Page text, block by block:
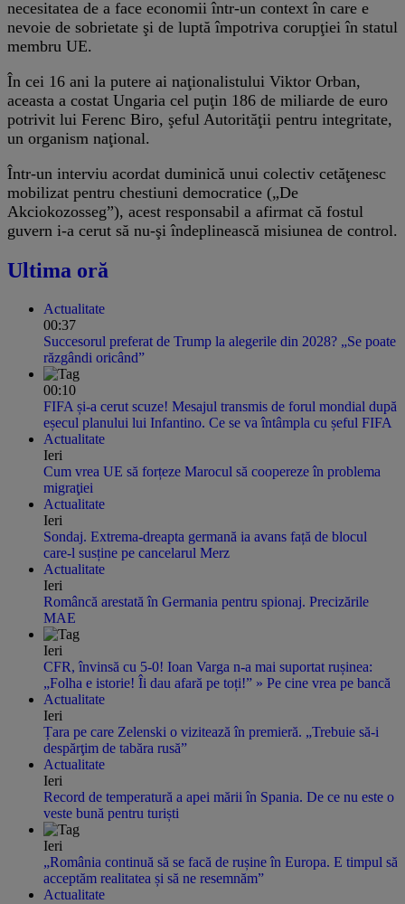
necesitatea de a face economii într-un context în care e
nevoie de sobrietate şi de luptă împotriva corupţiei în statul
membru UE.
În cei 16 ani la putere ai naţionalistului Viktor Orban,
aceasta a costat Ungaria cel puţin 186 de miliarde de euro
potrivit lui Ferenc Biro, şeful Autorităţii pentru integritate,
un organism naţional.
Într-un interviu acordat duminică unui colectiv cetăţenesc
mobilizat pentru chestiuni democratice („De
Akciokozosseg”), acest responsabil a afirmat că fostul
guvern i-a cerut să nu-şi îndeplinească misiunea de control.
Ultima oră
Actualitate
00:37
Succesorul preferat de Trump la alegerile din 2028? „Se poate
răzgândi oricând”
00:10
FIFA și-a cerut scuze! Mesajul transmis de forul mondial după
eșecul planului lui Infantino. Ce se va întâmpla cu șeful FIFA
Actualitate
Ieri
Cum vrea UE să forțeze Marocul să coopereze în problema
migraţiei
Actualitate
Ieri
Sondaj. Extrema-dreapta germană ia avans față de blocul
care-l susține pe cancelarul Merz
Actualitate
Ieri
Româncă arestată în Germania pentru spionaj. Precizările
MAE
Ieri
CFR, învinsă cu 5-0! Ioan Varga n-a mai suportat rușinea:
„Folha e istorie! Îi dau afară pe toți!” » Pe cine vrea pe bancă
Actualitate
Ieri
Țara pe care Zelenski o vizitează în premieră. „Trebuie să-i
despărţim de tabăra rusă”
Actualitate
Ieri
Record de temperatură a apei mării în Spania. De ce nu este o
veste bună pentru turiști
Ieri
„România continuă să se facă de rușine în Europa. E timpul să
acceptăm realitatea și să ne resemnăm”
Actualitate